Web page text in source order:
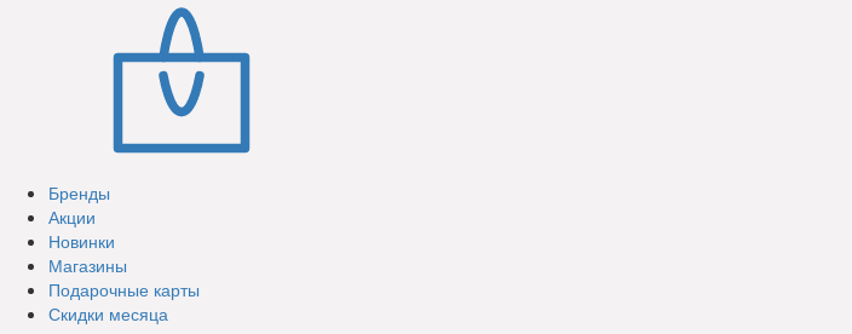
Бренды
Акции
Новинки
Магазины
Подарочные карты
Скидки месяца